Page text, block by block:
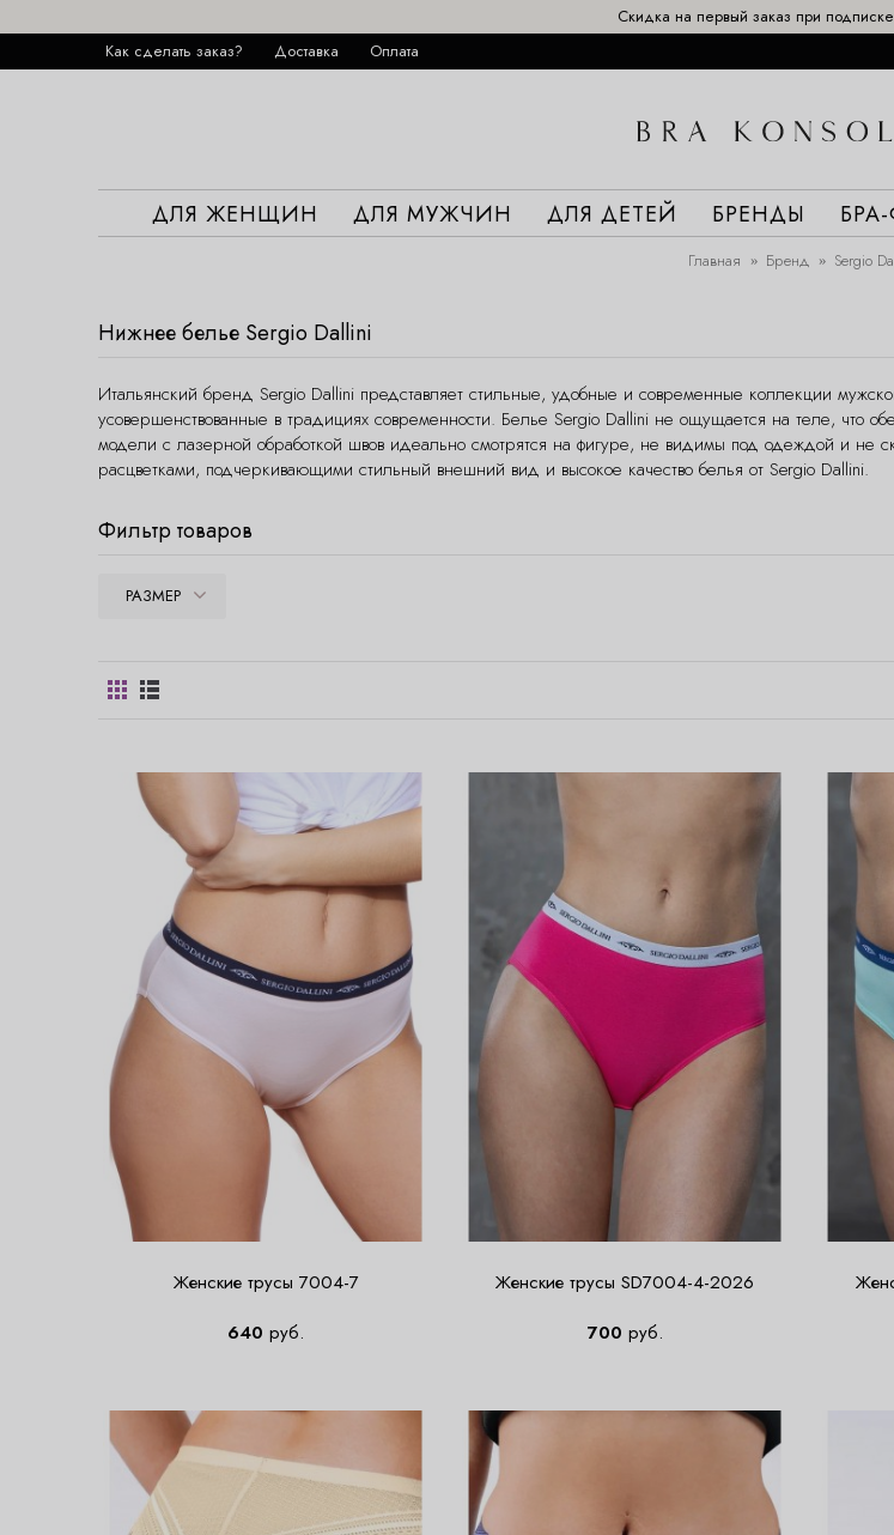
Скидка на первый заказ при
Как сделать заказ?
Доставка Оплата
ДЛЯ ЖЕНЩИН ДЛЯ МУЖЧИН ДЛЯ ДЕТЕЙ БРЕНДЫ
Главная Бренд Sergio
Нижнее белье Sergio Dallini
Итальянский бренд Sergio Dallini представляет стильные, удобные и современные коллекции
усовершенствованные в традициях современности. Белье Sergio Dallini не ощущается на теле, что
модели с лазерной обработкой швов идеально смотрятся на фигуре, не видимы под одеждой и не
расцветками, подчеркивающими стильный внешний вид и высокое качество белья от Sergio Dallini.
Фильтр товаров
РАЗМЕР
Женские трусы 7004-7
640 руб.
Женские трусы SD7004-4-2026
700 руб.